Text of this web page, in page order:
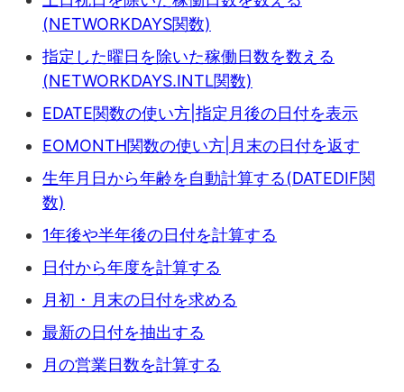
(NETWORKDAYS関数)
指定した曜日を除いた稼働日数を数える
(NETWORKDAYS.INTL関数)
EDATE関数の使い方|指定月後の日付を表示
EOMONTH関数の使い方|月末の日付を返す
生年月日から年齢を自動計算する(DATEDIF関
数)
1年後や半年後の日付を計算する
日付から年度を計算する
月初・月末の日付を求める
最新の日付を抽出する
月の営業日数を計算する